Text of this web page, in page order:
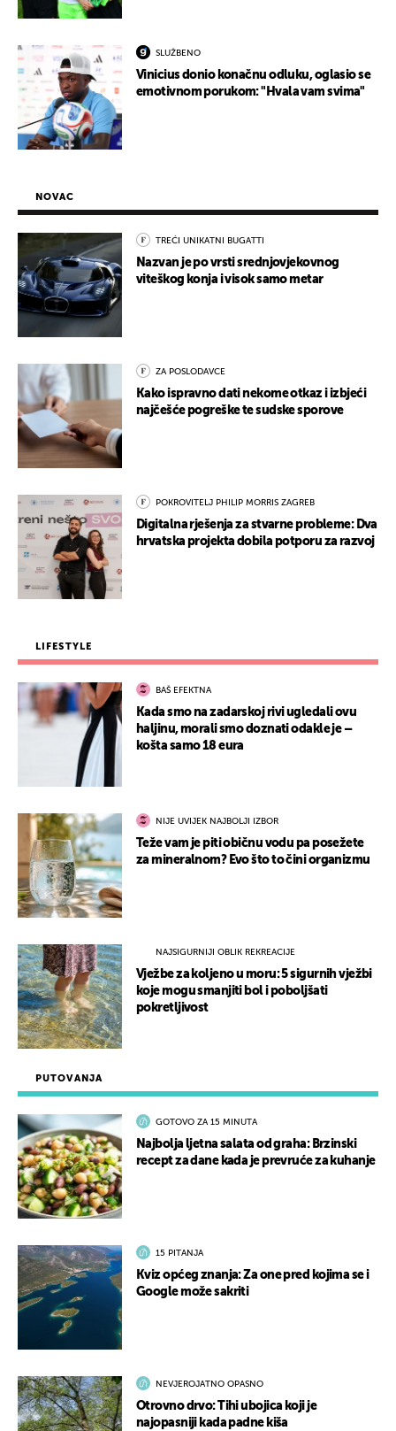
SLUŽBENO
Vinicius donio konačnu odluku, oglasio se
emotivnom porukom: "Hvala vam svima"
PUTOVANJA
GOTOVO ZA 15 MINUTA
Najbolja ljetna salata od graha: Brzinski
recept za dane kada je prevruće za kuhanje
15 PITANJA
Kviz općeg znanja: Za one pred kojima se i
Google može sakriti
NEVJEROJATNO OPASNO
Otrovno drvo: Tihi ubojica koji je
najopasniji kada padne kiša
NOVAC
TREĆI UNIKATNI BUGATTI
Nazvan je po vrsti srednjovjekovnog
viteškog konja i visok samo metar
ZA POSLODAVCE
Kako ispravno dati nekome otkaz i izbjeći
najčešće pogreške te sudske sporove
POKROVITELJ PHILIP MORRIS ZAGREB
Digitalna rješenja za stvarne probleme: Dva
hrvatska projekta dobila potporu za razvoj
LIFESTYLE
BAŠ EFEKTNA
Kada smo na zadarskoj rivi ugledali ovu
haljinu, morali smo doznati odakle je –
košta samo 18 eura
NIJE UVIJEK NAJBOLJI IZBOR
Teže vam je piti običnu vodu pa posežete
za mineralnom? Evo što to čini organizmu
NAJSIGURNIJI OBLIK REKREACIJE
Vježbe za koljeno u moru: 5 sigurnih vježbi
koje mogu smanjiti bol i poboljšati
pokretljivost